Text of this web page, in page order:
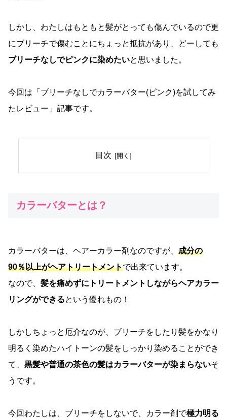
しかし、わたしはもともと髪がとっても傷んでいるので更
にブリーチで傷むことにちょっと抵抗があり、どーしても
ブリーチなしでピンクに染めたいと思いました。
今回は「ブリーチなしでカラーバター(ピンク)を試してみ
たレビュー」記事です。
目次
カラーバターとは？
カラーバターは、ヘアーカラー剤なのですが、 成分の
90％以上がヘアトリートメントで出来ています。
なので、 髪を痛めずにトリートメントしながらヘアカラー
リングができるという優れもの！
しかしちょっと厄介なのが、ブリーチをしたり髪をかなり
明るく染めたハイトーンの髪をしっかり染めることができ
て、 黒髪や普通の茶色の髪はカラーバターが染まらないそ
うです。
今回わたしは、ブリーチをしないで、カラー剤で極力明る